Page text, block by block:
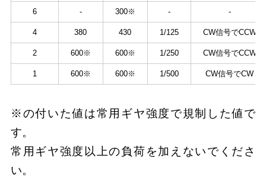
6 - 300※ - -
4 380 430 1/125 CW信号でCCW
2 600※ 600※ 1/250 CW信号でCCW
1 600※ 600※ 1/500 CW信号でCW
※の付いた値は常用ギヤ強度で規制した値で
す。
常用ギヤ強度以上の負荷を加えないでくださ
い。